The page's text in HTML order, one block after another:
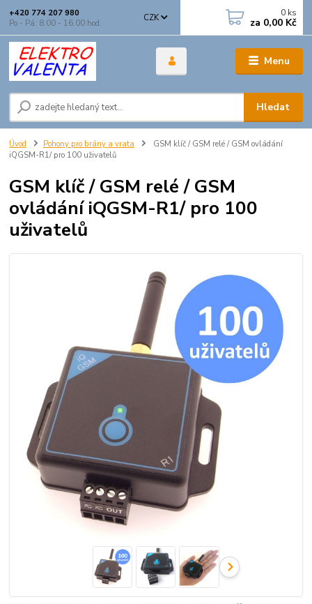
Menu
CZK
Hledat
+420 774 207 980
Po - Pá: 8.00 - 16.00 hod.
0 ks
za 0,00 Kč
Úvod Pohony pro brány a vrata
GSM klíč / GSM relé / GSM ovládání
iQGSM-R1/ pro 100 uživatelů
GSM klíč / GSM relé / GSM
ovládání iQGSM-R1/ pro 100
uživatelů